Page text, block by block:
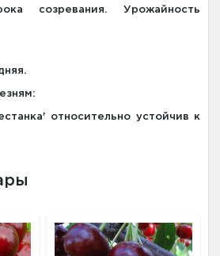
созревания. Урожайность
относительно устойчив к